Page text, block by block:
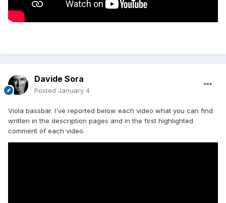
Davide Sora
Posted January 4
Viola bassbar. I've reported below each video what you can find
written in the description pages and in the first highlighted
comment of each video.